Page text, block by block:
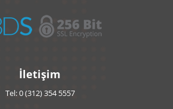
İletişim
Tel: 0 (312) 354 5557